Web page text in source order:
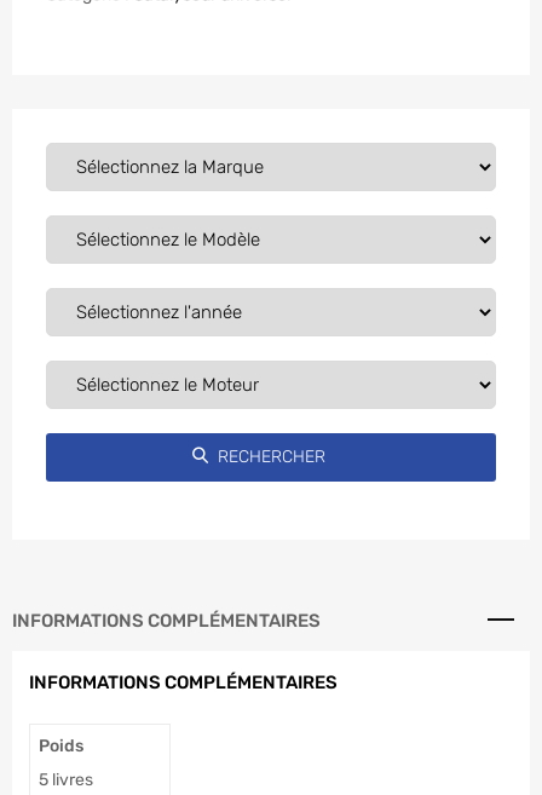
INFORMATIONS COMPLÉMENTAIRES
INFORMATIONS COMPLÉMENTAIRES
Poids
5 livres